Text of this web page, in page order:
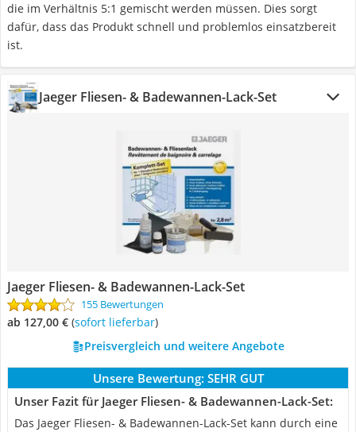
die im Verhältnis 5:1 gemischt werden müssen. Dies sorgt
dafür, dass das Produkt schnell und problemlos einsatzbereit
ist.
Jaeger Fliesen- & Badewannen-Lack-Set
Jaeger Fliesen- & Badewannen-Lack-Set
155 Bewertungen
ab 127,00 € ( Sofort lieferbar)
Preisvergleich und weitere Angebote
Unsere Bewertung: SEHR GUT
Unser Fazit für Jaeger Fliesen- & Badewannen-Lack-Set:
Das Jaeger Fliesen- & Badewannen-Lack-Set kann durch eine